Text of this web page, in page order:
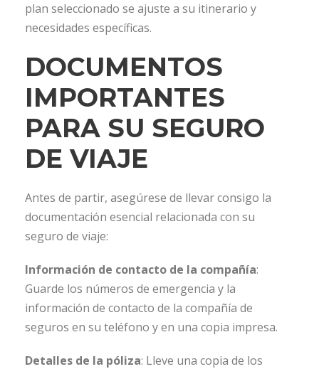
plan seleccionado se ajuste a su itinerario y
necesidades específicas.
DOCUMENTOS
IMPORTANTES
PARA SU SEGURO
DE VIAJE
Antes de partir, asegúrese de llevar consigo la
documentación esencial relacionada con su
seguro de viaje:
Información de contacto de la compañía:
Guarde los números de emergencia y la
información de contacto de la compañía de
seguros en su teléfono y en una copia impresa.
Detalles de la póliza: Lleve una copia de los